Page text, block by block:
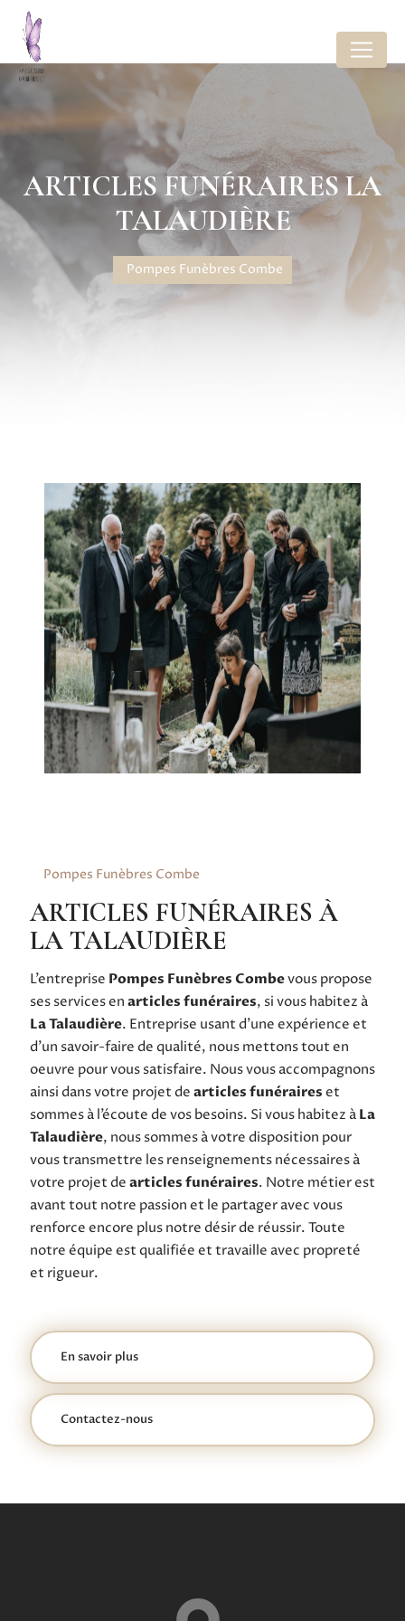
ARTICLES FUNÉRAIRES LA
TALAUDIÈRE
Pompes Funèbres Combe
Pompes Funèbres Combe
ARTICLES FUNÉRAIRES À
LA TALAUDIÈRE
L’entreprise Pompes Funèbres Combevous propose
ses services enarticles funéraires, si vous habitez à
La Talaudière. Entreprise usant d’une expérience et
d’un savoir-faire de qualité, nous mettons tout en
oeuvre pour vous satisfaire. Nous vous accompagnons
ainsi dans votre projet dearticles funéraireset
sommes à l’écoute de vos besoins. Si vous habitez àLa
Talaudière, nous sommes à votre disposition pour
vous transmettre les renseignements nécessaires à
votre projet dearticles funéraires. Notre métier est
avant tout notre passion et le partager avec vous
renforce encore plus notre désir de réussir. Toute
notre équipe est qualifiée et travaille avec propreté
et rigueur.
En savoir plus
Contactez-nous
Panneau de gestion des cookies